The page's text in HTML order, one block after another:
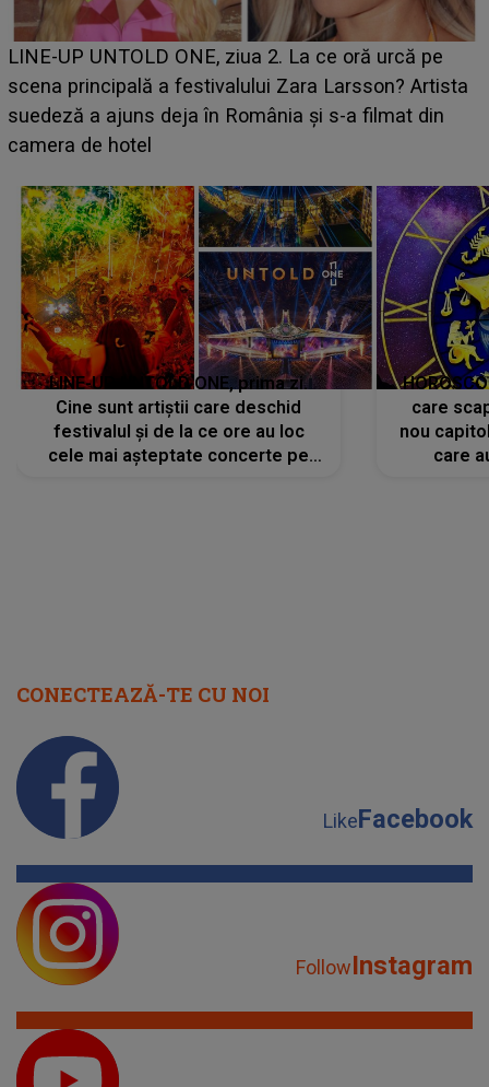
Ce a dezvăluit noua concurentă din "Casa Iubirii" l-a
luat prin surprindere pe Emanuel. CINE ESTE
BĂIATUL VIZAT de Alexandra?! Aflându-se în fața
faptului împlinit, A RECUNOSCUT IMEDIAT: "Am
LINE-UP UNTOLD ONE, prima zi.
Cine sunt artiștii care deschid
festivalul și de la ce ore au loc
cele mai așteptate concerte pe
care
nou
care
CONECTEAZĂ-TE CU NOI
LikeFacebook
FollowInstagram